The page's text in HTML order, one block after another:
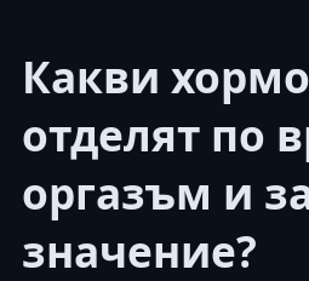
Какви
отделят по
оргазъм и
значение?